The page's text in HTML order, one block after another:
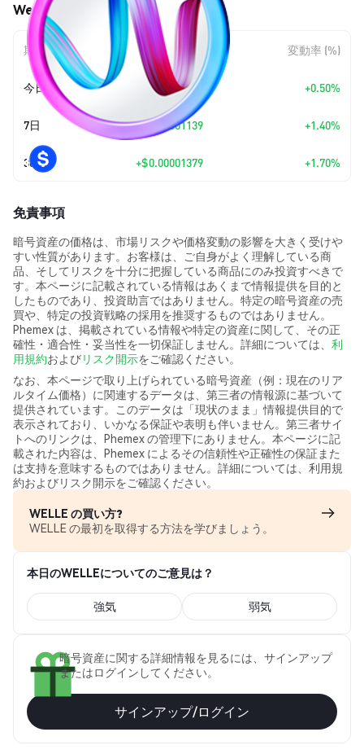
Welle (WELLE) の価格変動
期間 金額変動 変動率 (%)
今日 $0.00000411 +0.50%
7日 +$0.00001139 +1.40%
30日 +$0.00001379 +1.70%
免責事項
暗号資産の価格は、市場リスクや価格変動の影響を大きく受けや
すい性質があります。お客様は、ご自身がよく理解している商
品、そしてリスクを十分に把握している商品にのみ投資すべきで
す。本ページに記載されている情報はあくまで情報提供を目的と
したものであり、投資助言ではありません。特定の暗号資産の売
買や、特定の投資戦略の採用を推奨するものではありません。
Phemex は、掲載されている情報や特定の資産に関して、その正
確性・適合性・妥当性を一切保証しません。詳細については、 利
用規約およびリスク開示をご確認ください。
なお、本ページで取り上げられている暗号資産（例：現在のリア
ルタイム価格）に関連するデータは、第三者の情報源に基づいて
提供されています。このデータは「現状のまま」情報提供目的で
表示されており、いかなる保証や表明も伴いません。第三者サイ
トへのリンクは、Phemex の管理下にありません。本ページに記
載された内容は、Phemex によるその信頼性や正確性の保証また
は支持を意味するものではありません。詳細については、利用規
約およびリスク開示をご確認ください。
WELLE の買い方?
WELLE の最初を取得する方法を学びましょう。
本日のWELLEについてのご意見は？
強気 弱気
暗号資産に関する詳細情報を見るには、サインアップ
またはログインしてください。
サインアップ/ログイン